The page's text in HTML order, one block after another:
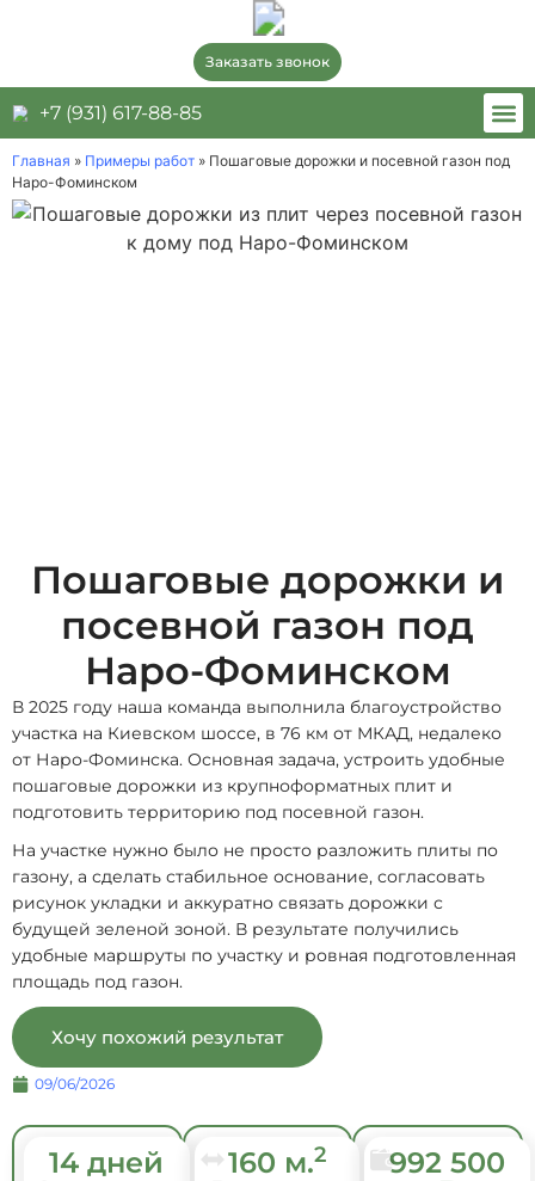
Заказать звонок
+7 (931) 617-88-85
Главная » Примеры работ » Пошаговые дорожки и посевной газон под
Наро-Фоминском
Пошаговые дорожки и
посевной газон под
Наро-Фоминском
В 2025 году наша команда выполнила благоустройство
участка на Киевском шоссе, в 76 км от МКАД, недалеко
от Наро-Фоминска. Основная задача, устроить удобные
пошаговые дорожки из крупноформатных плит и
подготовить территорию под посевной газон.
На участке нужно было не просто разложить плиты по
газону, а сделать стабильное основание, согласовать
рисунок укладки и аккуратно связать дорожки с
будущей зеленой зоной. В результате получились
удобные маршруты по участку и ровная подготовленная
площадь под газон.
Хочу похожий результат
09/06/2026
14 дней 160 м.2
992 500